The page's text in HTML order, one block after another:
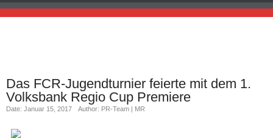
Das FCR-Jugendturnier feierte mit dem 1.
Volksbank Regio Cup Premiere
Date: Januar 15, 2017 Author: PR-Team | MR